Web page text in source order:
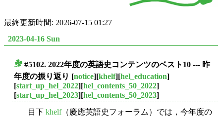
最終更新時間: 2026-07-15 01:27
2023-04-16 Sun
#5102. 2022年度の英語史コンテンツのベスト10 --- 昨
年度の振り返り [notice][khelf][hel_education]
[start_up_hel_2022][hel_contents_50_2022]
[start_up_hel_2023][hel_contents_50_2023]
目下 khelf（慶應英語史フォーラム）では，今年度の